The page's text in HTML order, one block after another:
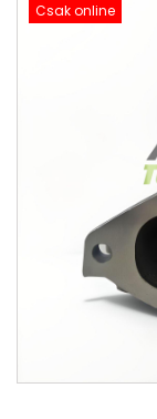
Csak online